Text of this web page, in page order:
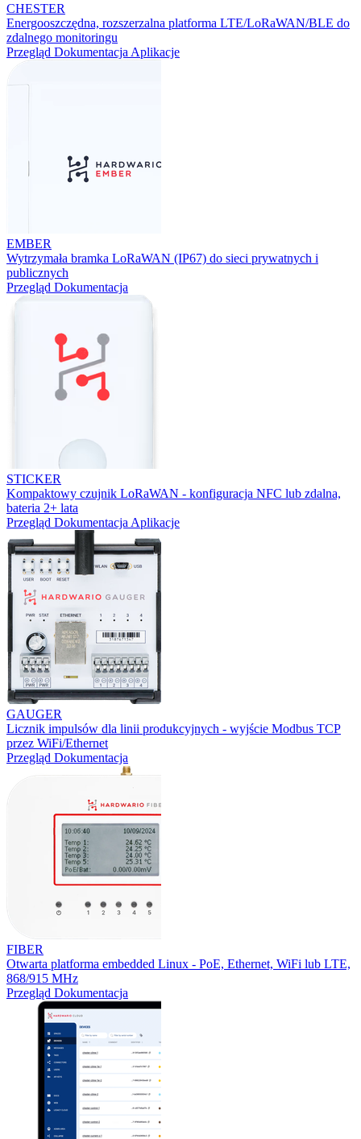
CHESTER
Energooszczędna, rozszerzalna platforma LTE/LoRaWAN/BLE do
zdalnego monitoringu
Przegląd Dokumentacja Aplikacje
EMBER
Wytrzymała bramka LoRaWAN (IP67) do sieci prywatnych i
publicznych
Przegląd Dokumentacja
STICKER
Kompaktowy czujnik LoRaWAN - konfiguracja NFC lub zdalna,
bateria 2+ lata
Przegląd Dokumentacja Aplikacje
GAUGER
Licznik impulsów dla linii produkcyjnych - wyjście Modbus TCP
przez WiFi/Ethernet
Przegląd Dokumentacja
FIBER
Otwarta platforma embedded Linux - PoE, Ethernet, WiFi lub LTE,
868/915 MHz
Przegląd Dokumentacja